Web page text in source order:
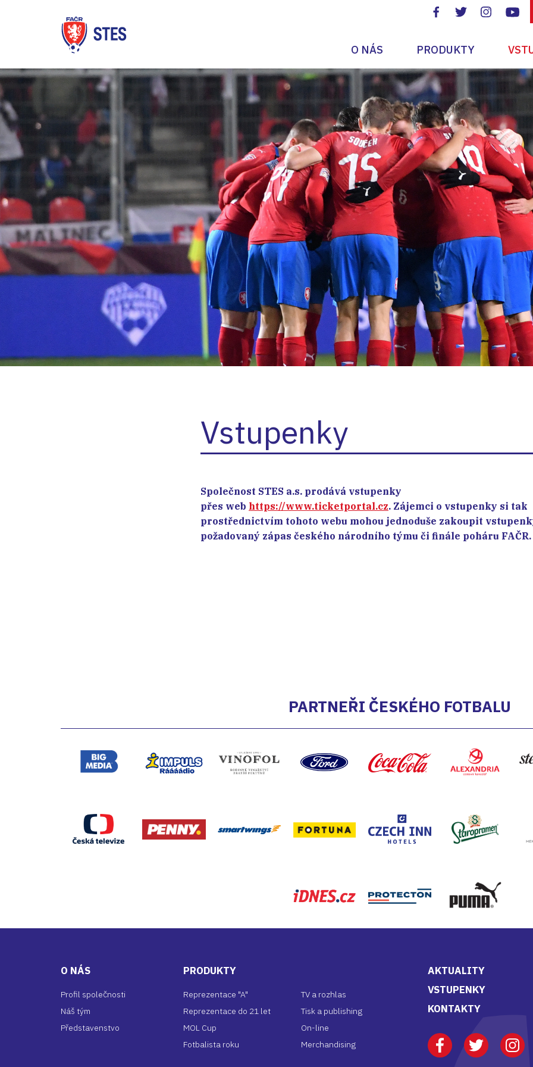
PRODUKTY
O NÁS
Vstupenky
Společnost STES a.s. prodává vstupenky
přes web https://www.ticketportal.cz. Zájemci o vstupenky si tak
prostřednictvím tohoto webu mohou jednoduše zakoupit
požadovaný zápas českého národního týmu či finále poháru FAČR.
PARTNEŘI ČESKÉHO FOTBALU
O NÁS
Profil společnosti
Náš tým
Představenstvo
PRODUKTY
Reprezentace "A"
Reprezentace do 21 let
MOL Cup
Fotbalista roku
TV a rozhlas
Tisk a publishing
On-line
Merchandising
AKTUALITY
VSTUPENKY
KONTAKTY
FacebookTwitter